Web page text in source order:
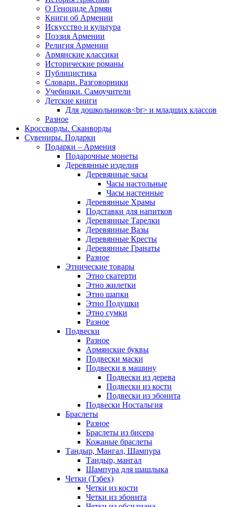
О Геноциде Армян
Книги об Армении
Иcкусство и культура
Поэзия Армении
Религия Армении
Армянские классики
Исторические романы
Публицистика
Словари. Разговорники
Учебники. Самоучители
Детские книги
Для дошкольников<br> и младших классов
Разное
Кроссворды. Сканворды
Сувениры. Подарки
Подарки – Армения
Подарочные монеты
Деревянные изделия
Деревянные часы
Часы настольные
Часы настенные
Деревянные Храмы
Подставки для напитков
Деревянные Тарелки
Деревянные Вазы
Деревянные Кресты
Деревянные Гранаты
Разное
Этнические товары
Этно скатерти
Этно жилетки
Этно шапки
Этно Подушки
Этно сумки
Разное
Подвески
Разное
Армянские буквы
Подвески маски
Подвески в машину
Подвески из дерева
Подвески из кости
Подвески из эбонита
Подвески Ностальгия
Браслеты
Разное
Браслеты из бисера
Кожаные браслеты
Тандыр, Мангал, Шампура
Тандыр, мангал
Шампура для шашлыка
Четки (Тзбех)
Четки из кости
Четки из эбонита